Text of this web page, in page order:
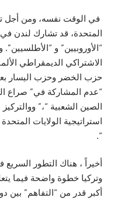
في الوقت نفسه، ومن أجل
المتحدة، قد تشارك لندن في
“الأوروبيين” و
الاشتراكي الديمقراطي
“عدم المشاركة في” صراع
الصين الشعبية “،”
استراتيجية الولايات
“.
أخيراً ، هناك التطور السريع
وتركيا خطوة واضحة فيما
أكبر قدر من “التفاهم” بين